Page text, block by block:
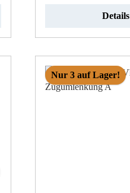
Details
Nur 3 auf Lager!